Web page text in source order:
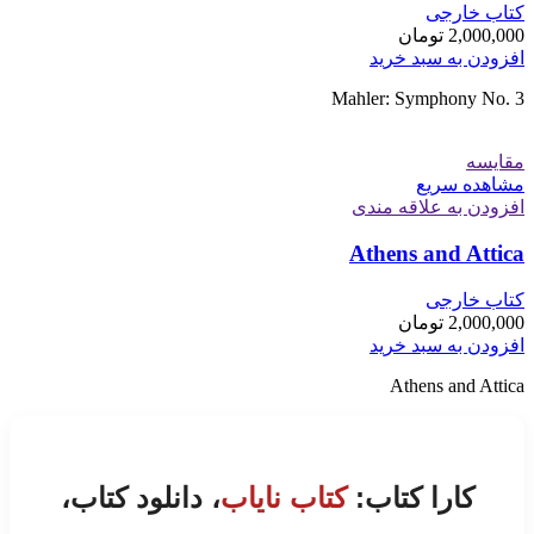
کتاب خارجی
2,000,000 تومان
افزودن به سبد خرید
Mahler: Symphony No. 3
مقایسه
مشاهده سریع
افزودن به علاقه مندی
Athens and Attica
کتاب خارجی
2,000,000 تومان
افزودن به سبد خرید
Athens and Attica
کارا کتاب:کتاب نایاب، دانلود کتاب،